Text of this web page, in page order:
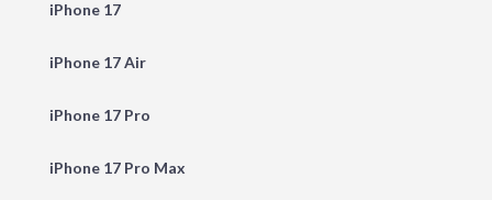
iPhone 17
iPhone 17 Air
iPhone 17 Pro
iPhone 17 Pro Max